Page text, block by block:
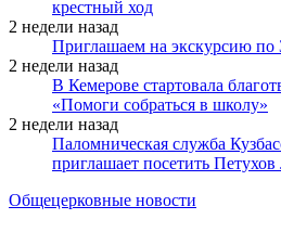
крестный ход
2 недели назад
Приглашаем на экскурсию по
2 недели назад
В Кемерове стартовала
«Помоги собраться в школу»
2 недели назад
Паломническая служба
приглашает посетить
Общецерковные новости